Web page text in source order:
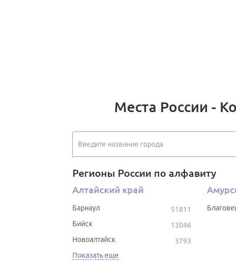
Места России -
Регионы России по алфавиту
Алтайский край
51811
Барнаул
13046
Бийск
3793
Новоалтайск
Показать еще